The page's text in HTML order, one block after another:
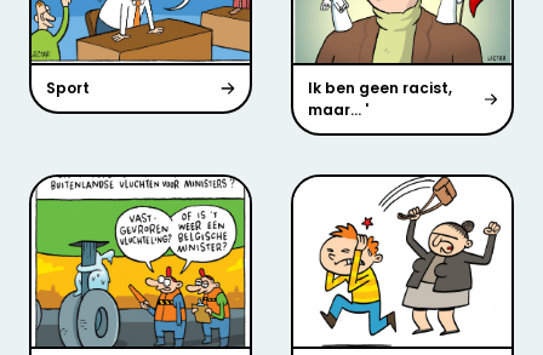
Sport
Ik ben geen racist,
maar... '